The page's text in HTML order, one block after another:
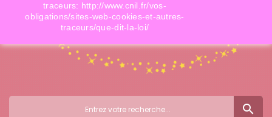
search
traceurs: http://www.cnil.fr/vos-
obligations/sites-web-cookies-et-autres-
traceurs/que-dit-la-loi/